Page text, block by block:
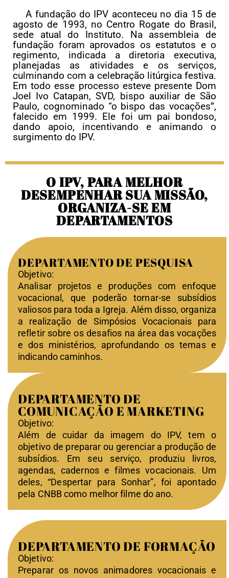
A fundação do IPV aconteceu no dia 15 de
agosto de 1993, no Centro Rogate do Brasil,
sede atual do Instituto. Na assembleia de
fundação foram aprovados os estatutos e o
regimento, indicada a diretoria executiva,
planejadas as atividades e os serviços,
culminando com a celebração litúrgica festiva.
Em todo esse processo esteve presente Dom
Joel Ivo Catapan, SVD, bispo auxiliar de São
Paulo, cognominado “o bispo das vocações”,
falecido em 1999. Ele foi um pai bondoso,
dando apoio, incentivando e animando o
surgimento do IPV.
O IPV, PARA MELHOR
DESEMPENHAR SUA MISSÃO,
ORGANIZA-SE EM
DEPARTAMENTOS
DEPARTAMENTO DE PESQUISA
Objetivo:
Analisar projetos e produções com enfoque
vocacional, que poderão tornar-se subsídios
valiosos para toda a Igreja. Além disso, organiza
a realização de Simpósios Vocacionais para
refletir sobre os desafios na área das vocações
e dos ministérios, aprofundando os temas e
indicando caminhos.
DEPARTAMENTO DE
COMUNICAÇÃO E MARKETING
Objetivo:
Além de cuidar da imagem do IPV, tem o
objetivo de preparar ou gerenciar a produção de
subsídios. Em seu serviço, produziu livros,
agendas, cadernos e filmes vocacionais. Um
deles, “Despertar para Sonhar”, foi apontado
pela CNBB como melhor filme do ano.
DEPARTAMENTO DE FORMAÇÃO
Objetivo:
Preparar os novos animadores vocacionais e